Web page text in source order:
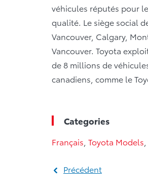
véhicules réputés pour
qualité. Le siège social
Vancouver, Calgary,
Vancouver. Toyota
de 8 millions de
canadiens, comme le
Categories
Français Toyota Models
Précédent